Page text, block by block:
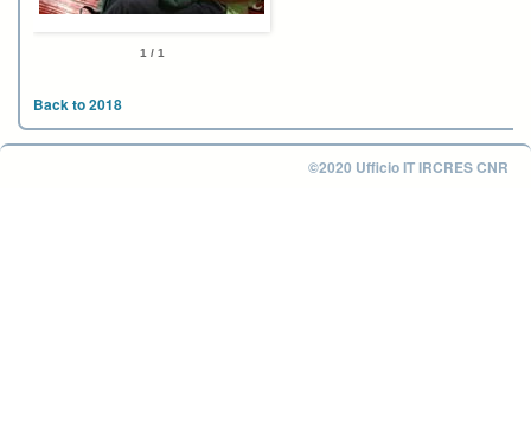
1 / 1
Back to 2018
©2020 Ufficio IT IRCRES CNR